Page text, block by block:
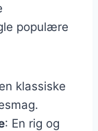
populære
klassiske
: En rig og